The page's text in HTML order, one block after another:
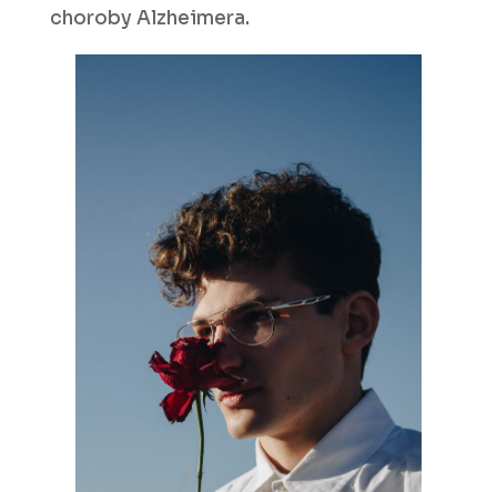
choroby Alzheimera.